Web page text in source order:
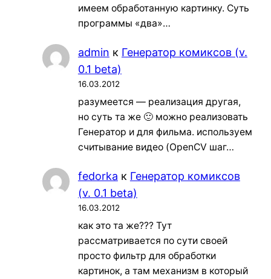
имеем обработанную картинку. Суть
программы «два»…
admin к Генератор комиксов (v.
0.1 beta)
16.03.2012
разумеется — реализация другая,
но суть та же 🙂 можно реализовать
Генератор и для фильма. используем
считывание видео (OpenCV шаг…
fedorka к Генератор комиксов
(v. 0.1 beta)
16.03.2012
как это та же??? Тут
рассматривается по сути своей
просто фильтр для обработки
картинок, а там механизм в который